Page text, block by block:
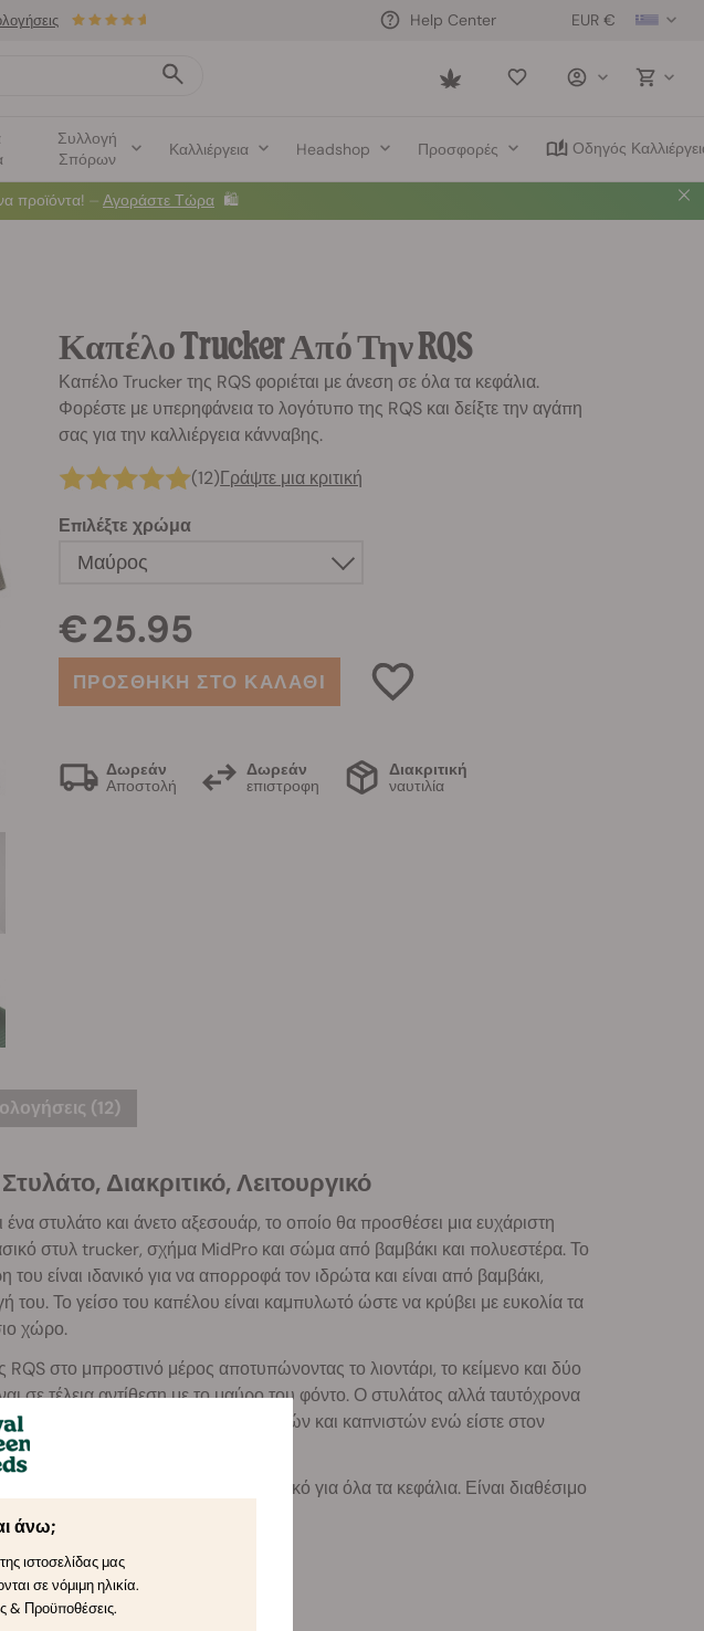
EUR €
Help Center
Saved
Συλλογή
Σπόρων
Καλλιέργεια Headshop Προσφορές Οδηγός
προϊόντα! ⏤ Αγοράστε Τώρα 🛍️
Καπέλο Trucker Από Την RQS
Καπέλο Trucker της RQS φοριέται με άνεση σε όλα τα κεφάλια.
Φορέστε με υπερηφάνεια το λογότυπο της RQS και δείξτε την αγάπη
σας για την καλλιέργεια κάνναβης.
(12)Γράψτε μια κριτική
Επιλέξτε χρώμα
Μαύρος
€ 25.95
ΠΡΟΣΘΗΚΗ ΣΤΟ ΚΑΛΑΘΙ
Δωρεάν
Αποστολή
Δωρεάν
επιστροφη
Διακριτική
ναυτιλία
(12)
Διακριτικό, Λειτουργικό
στυλάτο και άνετο αξεσουάρ, το οποίο θα προσθέσει μια ευχάριστη
στυλ trucker, σχήμα MidPro και σώμα από βαμβάκι και πολυεστέρα. Το
του είναι ιδανικό για να απορροφά τον ιδρώτα και είναι από βαμβάκι,
Το γείσο του καπέλου είναι καμπυλωτό ώστε να κρύβει με ευκολία τα
χώρο.
RQS στο μπροστινό μέρος αποτυπώνοντας το λιοντάρι, το κείμενο και δύο
σε τέλεια αντίθεση με το μαύρο του φόντο. Ο στυλάτος αλλά ταυτόχρονα
κεντρίσετε το ενδιαφέρον καλλιεργητών και καπνιστών ενώ είστε στον
μέγεθος ώστε να είναι ιδανικό για όλα τα κεφάλια. Είναι διαθέσιμο
άνω;
ιστοσελίδας μας
σε νόμιμη ηλικία.
& Προϋποθέσεις.